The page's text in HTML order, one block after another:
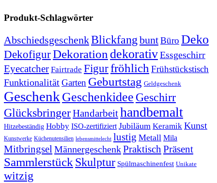
Produkt-Schlagwörter
AbschiedsgeschenkBlickfang buntBüro Deko
DekofigurDekoration dekorativEssgeschirr
Eyecatcher Fairtrade Figurfröhlich Frühstückstisch
FunktionalitätGarten Geburtstag Geldgeschenk
Geschenk Geschenkidee Geschirr
GlücksbringerHandarbeithandbemalt
Hitzebeständig Hobby ISO-zertifiziert Jubiläum Keramik Kunst
Kunstwerke Küchenutensilien lebensmittelecht lustig Metall Mila
MitbringselMännergeschenkPraktischPräsent
Sammlerstück Skulptur Spülmaschinenfest Unikate
witzig